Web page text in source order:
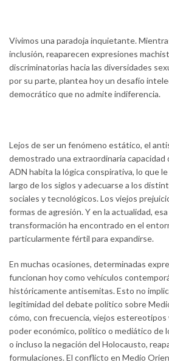
Vivimos una paradoja inquietante.
inclusión, reaparecen expresiones
discriminatorias hacia las diversidades
por su parte, plantea hoy un desafío
democrático que no admite indiferencia.
Lejos de ser un fenómeno estático, el
demostrado una extraordinaria capacidad
ADN habita la lógica conspirativa, lo que
largo de los siglos y adecuarse a los
sociales y tecnológicos. Los viejos
formas de agresión. Y en la actualidad,
transformación ha encontrado en el
particularmente fértil para expandirse.
En muchas ocasiones, determinadas
funcionan hoy como vehículos
históricamente antisemitas. Esto no
legitimidad del debate político sobre
cómo, con frecuencia, viejos
poder económico, político o mediático de
o incluso la negación del Holocausto,
formulaciones. El conflicto en Medio